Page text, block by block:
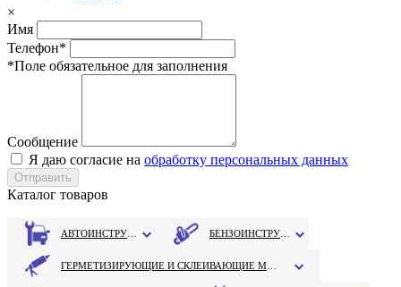
×
Имя
Телефон*
*Поле обязательное для заполнения
Сообщение
Я даю согласие на обработку персональных данных
Каталог товаров